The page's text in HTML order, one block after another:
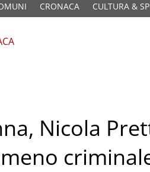
CRONACA CULTURA &
Nicola